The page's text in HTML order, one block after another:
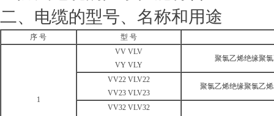
二、电缆的型号、名称和用途
序 号 型 号
1
VV VLV
VY VLY
聚氯乙烯绝缘聚
VV22 VLV22
VV23 VLV23
聚氯乙烯绝缘聚氯乙
VV32 VLV32